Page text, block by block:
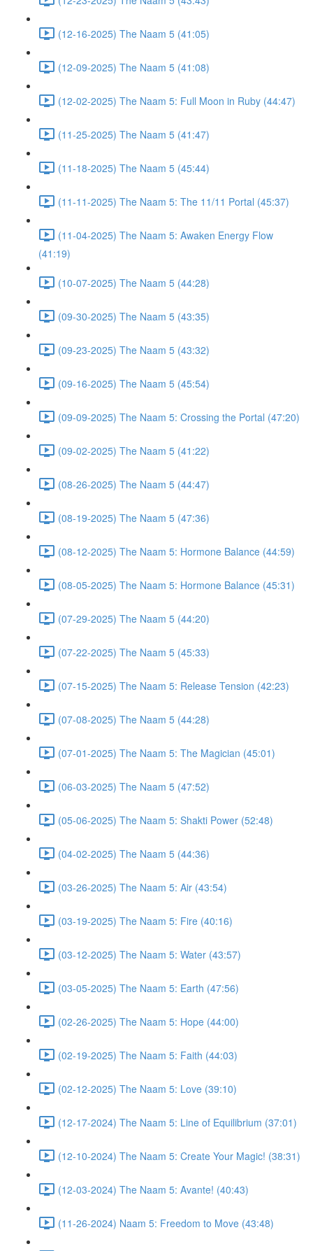
(12-16-2025) The Naam 5 (41:05)
(12-09-2025) The Naam 5 (41:08)
(12-02-2025) The Naam 5: Full Moon in Ruby (44:47)
(11-25-2025) The Naam 5 (41:47)
(11-18-2025) The Naam 5 (45:44)
(11-11-2025) The Naam 5: The 11/11 Portal (45:37)
(11-04-2025) The Naam 5: Awaken Energy Flow
(41:19)
(10-07-2025) The Naam 5 (44:28)
(09-30-2025) The Naam 5 (43:35)
(09-23-2025) The Naam 5 (43:32)
(09-16-2025) The Naam 5 (45:54)
(09-09-2025) The Naam 5: Crossing the Portal (47:20)
(09-02-2025) The Naam 5 (41:22)
(08-26-2025) The Naam 5 (44:47)
(08-19-2025) The Naam 5 (47:36)
(08-12-2025) The Naam 5: Hormone Balance (44:59)
(08-05-2025) The Naam 5: Hormone Balance (45:31)
(07-29-2025) The Naam 5 (44:20)
(07-22-2025) The Naam 5 (45:33)
(07-15-2025) The Naam 5: Release Tension (42:23)
(07-08-2025) The Naam 5 (44:28)
(07-01-2025) The Naam 5: The Magician (45:01)
(06-03-2025) The Naam 5 (47:52)
(05-06-2025) The Naam 5: Shakti Power (52:48)
(04-02-2025) The Naam 5 (44:36)
(03-26-2025) The Naam 5: Air (43:54)
(03-19-2025) The Naam 5: Fire (40:16)
(03-12-2025) The Naam 5: Water (43:57)
(03-05-2025) The Naam 5: Earth (47:56)
(02-26-2025) The Naam 5: Hope (44:00)
(02-19-2025) The Naam 5: Faith (44:03)
(02-12-2025) The Naam 5: Love (39:10)
(12-17-2024) The Naam 5: Line of Equilibrium (37:01)
(12-10-2024) The Naam 5: Create Your Magic! (38:31)
(12-03-2024) The Naam 5: Avante! (40:43)
(11-26-2024) Naam 5: Freedom to Move (43:48)